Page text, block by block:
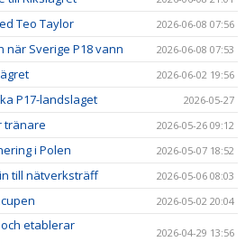
Teo Taylor 2026-06-08 07:56
när Sverige P18 vann 2026-06-08 07:53
2026-06-02 19:56
P17-landslaget 2026-05-27
tränare 2026-05-26 09:12
i Polen 2026-05-07 18:52
till nätverksträff 2026-05-06 08:03
2026-05-02 20:04
etablerar
2026-04-29 13:56